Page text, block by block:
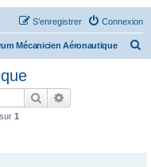
Connexion
S’enregistrer
Mécanicien Aéronautique
Rechercher
sur 1